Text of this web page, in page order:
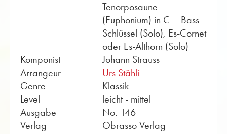
Tenorposaune
(Euphonium) in C – Bass-
Schlüssel (Solo), Es-Cornet
oder Es-Althorn (Solo)
Komponist
Johann Strauss
Arrangeur
Urs Stähli
Genre
Klassik
Level
leicht - mittel
Ausgabe
No. 146
Verlag
Obrasso Verlag